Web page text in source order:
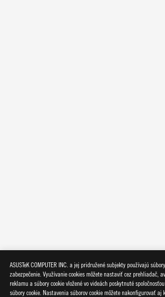
ASUSTeK COMPUTER INC. a jej pridružené subjekty používajú
zabezpečenie. Využívanie cookies môžete nastaviť cez prehliadač,
reklamu a súbory cookie vložené vo videách poskytnuté
súbory cookie. Nastavenia súborov cookie môžete nakonfigurovať